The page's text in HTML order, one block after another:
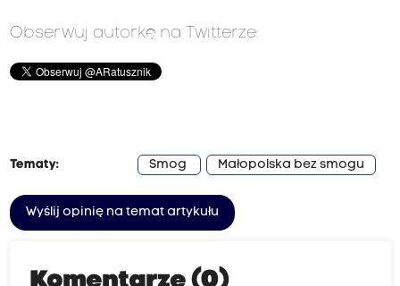
Obserwuj autorkę na Twitterze:
Tematy: Smog Małopolska bez smogu
Wyślij opinię na temat artykułu